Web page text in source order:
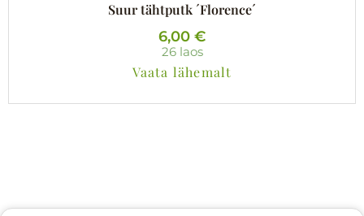
Suur tähtputk ´Florence´
6,00 €
26 laos
Vaata lähemalt